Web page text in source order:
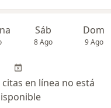
Sáb
8 Ago
Dom
9 Ago
en línea no está